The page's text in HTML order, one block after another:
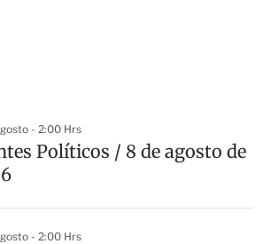
- 2:00 Hrs
Políticos / 8 de agosto de
- 2:00 Hrs